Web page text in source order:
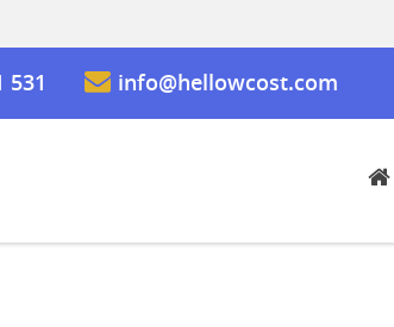
531 info@hellowcost.com